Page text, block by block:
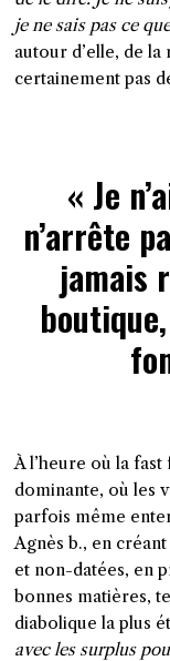
je ne sais pas ce
autour d’elle, de la
certainement pas
« Je
n’arrête
jamais
À l’heure où lafast
dominante, où les
parfois même
Agnès b., en
et non-datées, en
bonnes matières,
diabolique la plus
avec les surplus